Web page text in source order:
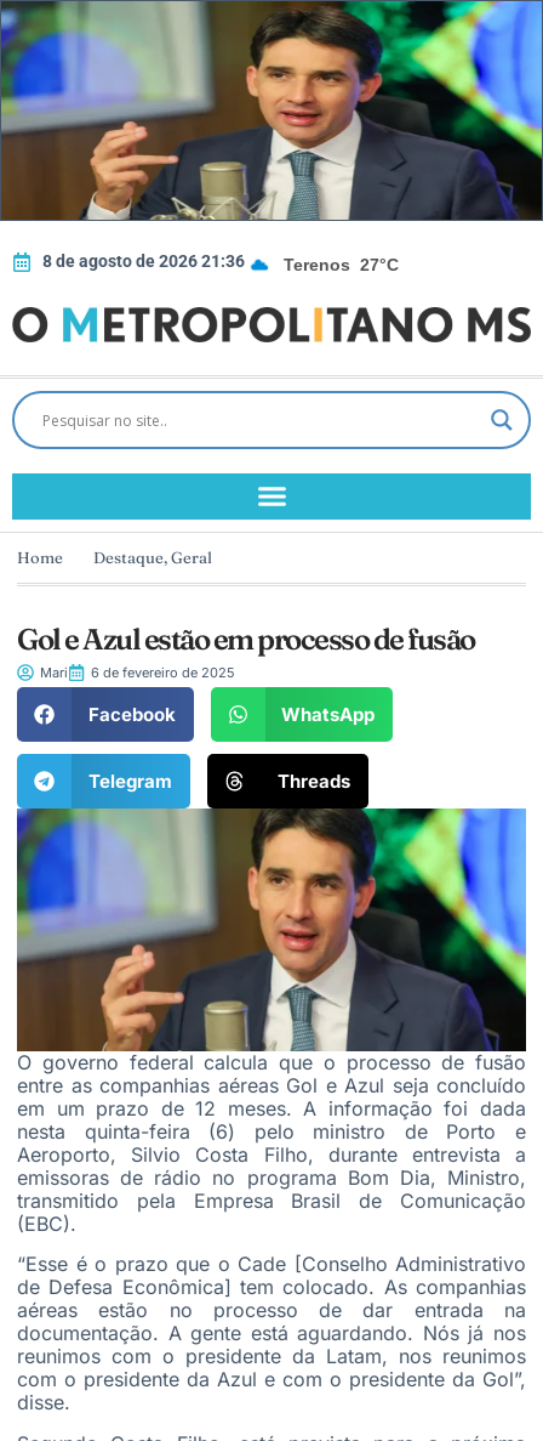
8 de agosto de 2026 21:36 Terenos 27°C
Home Destaque,Geral
Gol e Azul estão em processo de fusão
Mari 6 de fevereiro de 2025
Facebook WhatsApp
Telegram Threads
O governo federal calcula que o processo de fusão
entre as companhias aéreas Gol e Azul seja concluído
em um prazo de 12 meses. A informação foi dada
nesta quinta-feira (6) pelo ministro de Porto e
Aeroporto, Silvio Costa Filho, durante entrevista a
emissoras de rádio no programa Bom Dia, Ministro,
transmitido pela Empresa Brasil de Comunicação
(EBC).
“Esse é o prazo que o Cade [Conselho Administrativo
de Defesa Econômica] tem colocado. As companhias
aéreas estão no processo de dar entrada na
documentação. A gente está aguardando. Nós já nos
reunimos com o presidente da Latam, nos reunimos
com o presidente da Azul e com o presidente da Gol”,
disse.